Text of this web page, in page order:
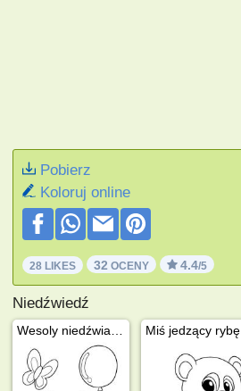
Pobierz
Koloruj online
28 LIKES 32 OCENY 4.4/5
Niedźwiedź
Miś jedzący rybę